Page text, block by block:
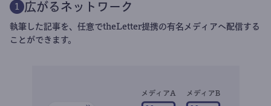
1 広がるネットワーク
執筆した記事を、任意でtheLetter提携の有名メディアへ配信する
ことができます。